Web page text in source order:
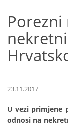
Porezni
23.11.2017
U vezi primjene
odnosi na